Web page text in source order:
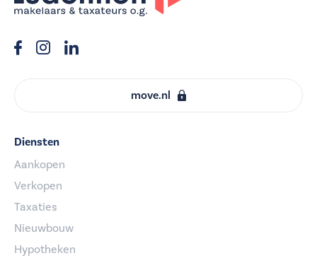
move.nl
Diensten
Aankopen
Verkopen
Taxaties
Nieuwbouw
Hypotheken